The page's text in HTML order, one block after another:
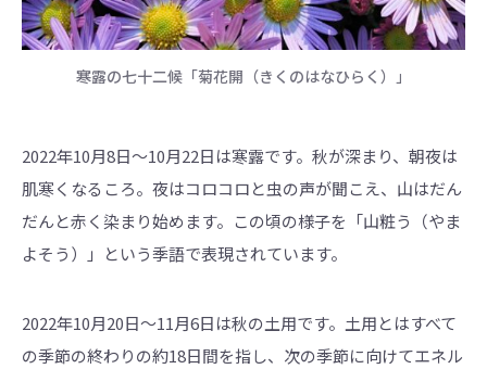
寒露の七十二候「菊花開（きくのはなひらく）」
2022年10月8日～10月22日は寒露です。秋が深まり、朝夜は
肌寒くなるころ。夜はコロコロと虫の声が聞こえ、山はだん
だんと赤く染まり始めます。この頃の様子を「山粧う（やま
よそう）」という季語で表現されています。
2022年10月20日～11月6日は秋の土用です。土用とはすべて
の季節の終わりの約18日間を指し、次の季節に向けてエネル